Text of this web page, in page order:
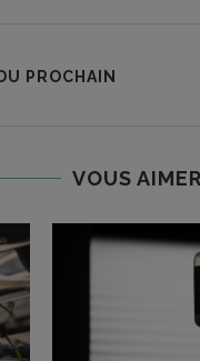
PROCHAIN
VOUS